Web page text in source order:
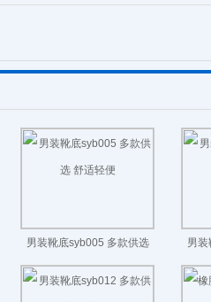
男装靴底syb005 多款供选
舒适轻便
男